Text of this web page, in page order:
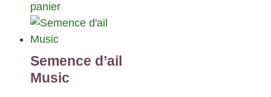
panier
Semence d’ail
Music